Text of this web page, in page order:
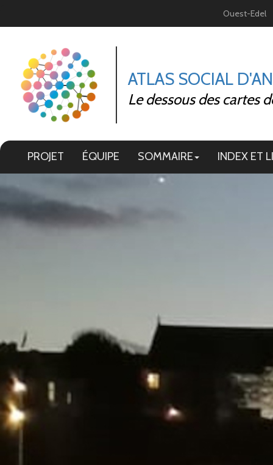
Ouest-Edel
ATLAS SOCIAL
Le dessous des cartes
PROJET ÉQUIPE SOMMAIRE INDEX ET